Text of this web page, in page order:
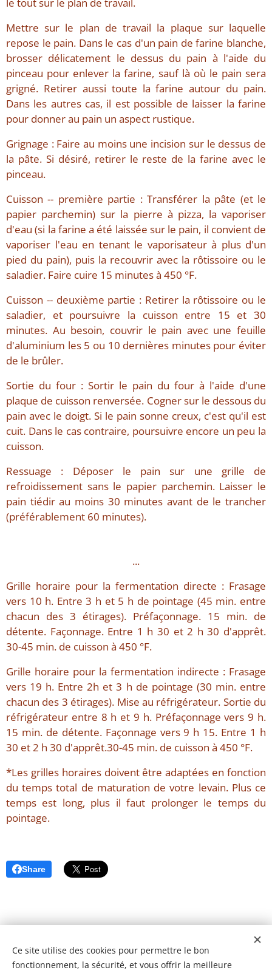
Mettre sur le plan de travail la plaque sur laquelle
repose le pain. Dans le cas d'un pain de farine blanche,
brosser délicatement le dessus du pain à l'aide du
pinceau pour enlever la farine, sauf là où le pain sera
grigné. Retirer aussi toute la farine autour du pain.
Dans les autres cas, il est possible de laisser la farine
pour donner au pain un aspect rustique.
Grignage : Faire au moins une incision sur le dessus de
la pâte. Si désiré, retirer le reste de la farine avec le
pinceau.
Cuisson -- première partie : Transférer la pâte (et le
papier parchemin) sur la pierre à pizza, la vaporiser
d'eau (si la farine a été laissée sur le pain, il convient de
vaporiser l'eau en tenant le vaporisateur à plus d'un
pied du pain), puis la recouvrir avec la rôtissoire ou le
saladier. Faire cuire 15 minutes à 450 °F.
Cuisson -- deuxième partie : Retirer la rôtissoire ou le
saladier, et poursuivre la cuisson entre 15 et 30
minutes. Au besoin, couvrir le pain avec une feuille
d'aluminium les 5 ou 10 dernières minutes pour éviter
de le brûler.
Sortie du four : Sortir le pain du four à l'aide d'une
plaque de cuisson renversée. Cogner sur le dessous du
pain avec le doigt. Si le pain sonne creux, c'est qu'il est
cuit. Dans le cas contraire, poursuivre encore un peu la
cuisson.
Ressuage : Déposer le pain sur une grille de
refroidissement sans le papier parchemin. Laisser le
pain tiédir au moins 30 minutes avant de le trancher
(préférablement 60 minutes).
...
Grille horaire pour la fermentation directe : Frasage
vers 10 h. Entre 3 h et 5 h de pointage (45 min. entre
chacun des 3 étirages). Préfaçonnage. 15 min. de
détente. Façonnage. Entre 1 h 30 et 2 h 30 d'apprêt.
30-45 min. de cuisson à 450 °F.
Grille horaire pour la fermentation indirecte : Frasage
vers 19 h. Entre 2h et 3 h de pointage (30 min. entre
chacun des 3 étirages). Mise au réfrigérateur. Sortie du
réfrigérateur entre 8 h et 9 h. Préfaçonnage vers 9 h.
15 min. de détente. Façonnage vers 9 h 15. Entre 1 h
30 et 2 h 30 d'apprêt.30-45 min. de cuisson à 450 °F.
*Les grilles horaires doivent être adaptées en fonction
du temps total de maturation de votre levain. Plus ce
temps est long, plus il faut prolonger le temps du
pointage.
Share
Ce site utilise des cookies pour permettre le bon
fonctionnement, la sécurité, et vous offrir la meilleure